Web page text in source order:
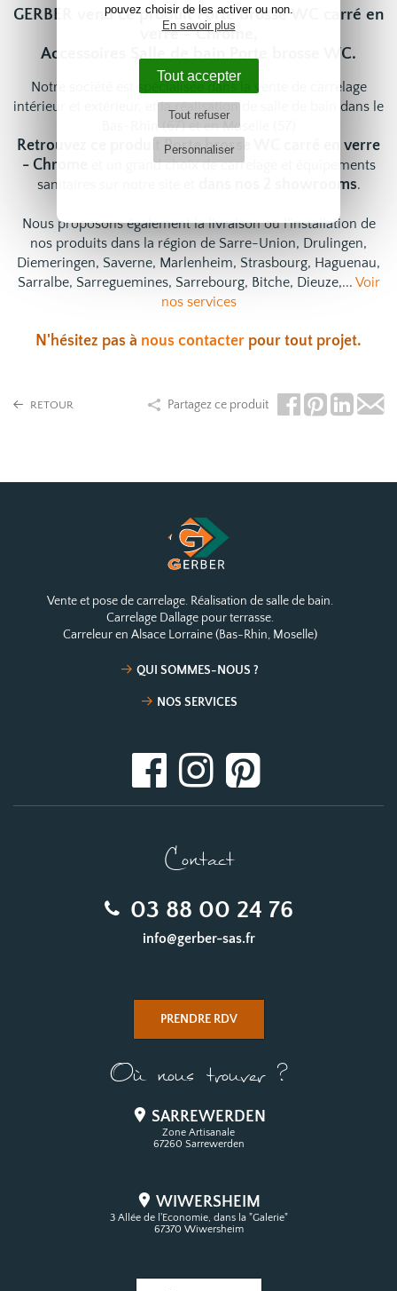
pouvez choisir de les activer ou non.
En savoir plus
Tout accepter
Tout refuser
Personnaliser
GERBER vend ce produit Porte brosse WC carré en
verre - Chrome,
Accessoires Salle de bain Porte brosse WC.
Notre société est spécialisée dans la vente de carrelage
intérieur et extérieur, et la réalisation de salle de bain dans le
Bas-Rhin (67) et en Moselle (57)
Retrouvez ce produit Porte brosse WC carré en verre
- Chrome
et un grand choix decarrelage
équipements
sanitaires
dans nos 2 showrooms.
Nous proposons également la livraison ou l'installation de
nos produits dans la région de Sarre-Union, Drulingen,
Diemeringen, Saverne, Marlenheim, Strasbourg, Haguenau,
Sarralbe, Sarreguemines, Sarrebourg, Bitche, Dieuze,... Voir
nos services
N'hésitez pas à nous contacter pour tout projet.
RETOUR Partagez ce produit
Vente et pose de carrelage. Réalisation de salle de bain.
Carrelage Dallage pour terrasse.
Carreleur en Alsace Lorraine (Bas-Rhin, Moselle)
QUI SOMMES-NOUS ?
NOS SERVICES
Contact
03 88 00 24 76
info@gerber-sas.fr
PRENDRE RDV
Où nous trouver ?
SARREWERDEN
Zone Artisanale
67260 Sarrewerden
WIWERSHEIM
3 Allée de l'Economie, dans la "Galerie"
67370 Wiwersheim